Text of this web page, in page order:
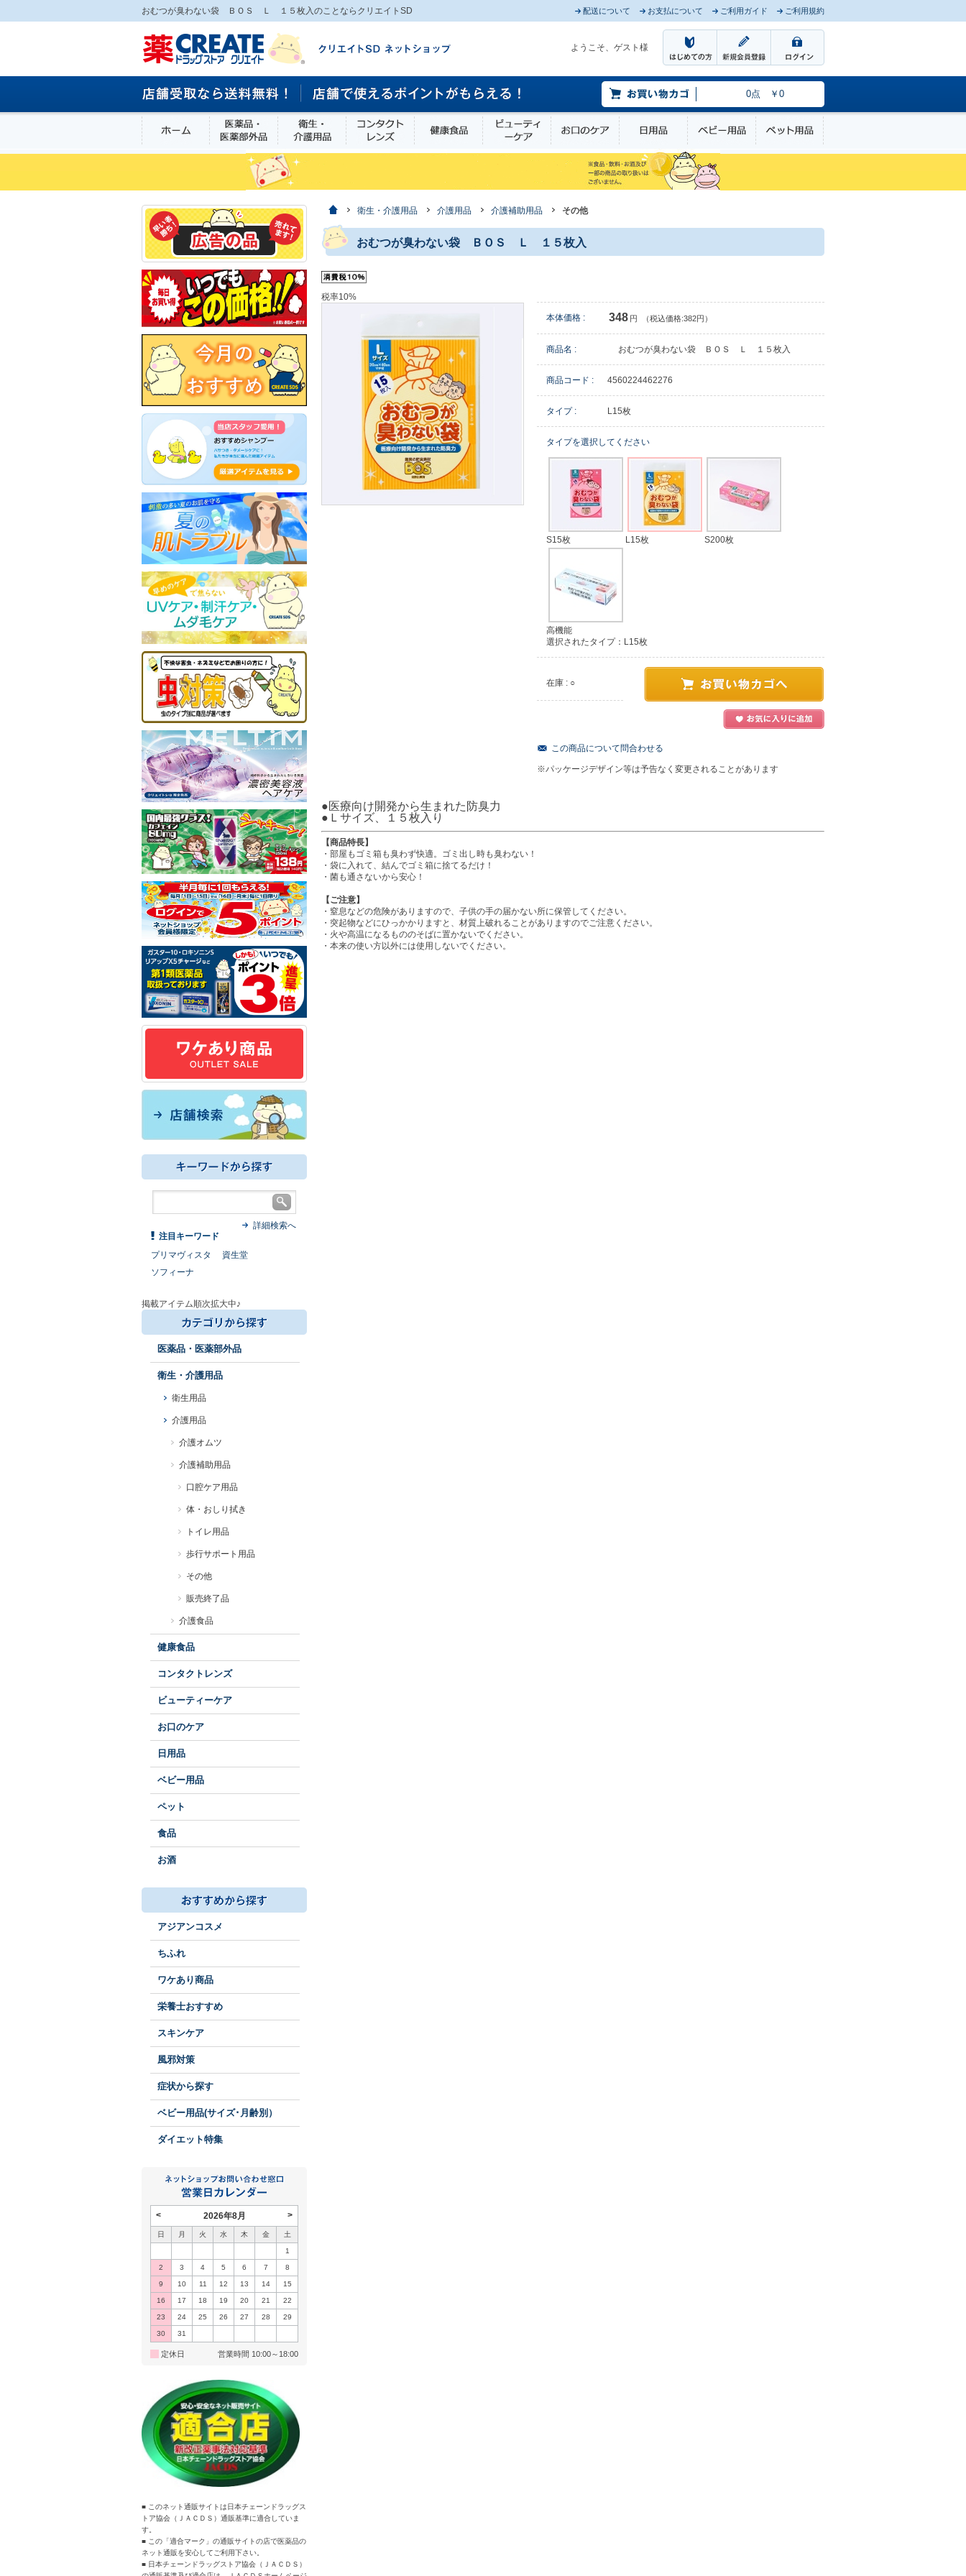
おむつが臭わない袋 ＢＯＳ Ｌ １５枚入のことならクリエイトSD 配送について お支払について ご利用ガイド ご利用規約
ようこそ、ゲスト様
0点 ￥0
ホーム 医薬品・医薬部外品衛生・介護用品 コンタクトレンズ健康食品 ビューティーケアお口のケア 日用品 ベビー用品 ペット用品
ホーム衛生・介護用品 介護用品 介護補助用品 その他
おむつが臭わない袋 ＢＯＳ Ｌ １５枚入
税率10%
本体価格 : 348 円 （税込価格:382円）
商品名 : おむつが臭わない袋 ＢＯＳ Ｌ １５枚入
商品コード : 4560224462276
タイプ : L15枚
タイプを選択してください
S15枚 L15枚 S200枚
高機能
選択されたタイプ：L15枚
在庫 : ○
この商品について問合わせる
※パッケージデザイン等は予告なく変更されることがあります
●医療向け開発から生まれた防臭力
●Ｌサイズ、１５枚入り
【商品特長】
・部屋もゴミ箱も臭わず快適。ゴミ出し時も臭わない！
・袋に入れて、結んでゴミ箱に捨てるだけ！
・菌も通さないから安心！
【ご注意】
・窒息などの危険がありますので、子供の手の届かない所に保管してください。
・突起物などにひっかかりますと、材質上破れることがありますのでご注意ください。
・火や高温になるもののそばに置かないでください。
・本来の使い方以外には使用しないでください。
詳細検索へ
注目キーワード
プリマヴィスタ
資生堂
ソフィーナ
掲載アイテム順次拡大中♪
医薬品・医薬部外品
衛生・介護用品
衛生用品
介護用品
介護オムツ
介護補助用品
口腔ケア用品
体・おしり拭き
トイレ用品
歩行サポート用品
その他
販売終了品
介護食品
健康食品
コンタクトレンズ
ビューティーケア
お口のケア
日用品
ベビー用品
ペット
食品
お酒
アジアンコスメ
ちふれ
ワケあり商品
栄養士おすすめ
スキンケア
風邪対策
症状から探す
ベビー用品(サイズ･月齢別）
ダイエット特集
< >
2026年8月
日 月 火 水 木 金 土
1
2 3 4 5 6 7 8
9 10 11 12 13 14 15
16 17 18 19 20 21 22
23 24 25 26 27 28 29
30 31
定休日 営業時間 10:00～18:00
■ このネット通販サイトは日本チェーンドラッグス
トア協会（ＪＡＣＤＳ）通販基準に適合していま
す。
■ この「適合マーク」の通販サイトの店で医薬品の
ネット通販を安心してご利用下さい。
■ 日本チェーンドラッグストア協会（ＪＡＣＤＳ）